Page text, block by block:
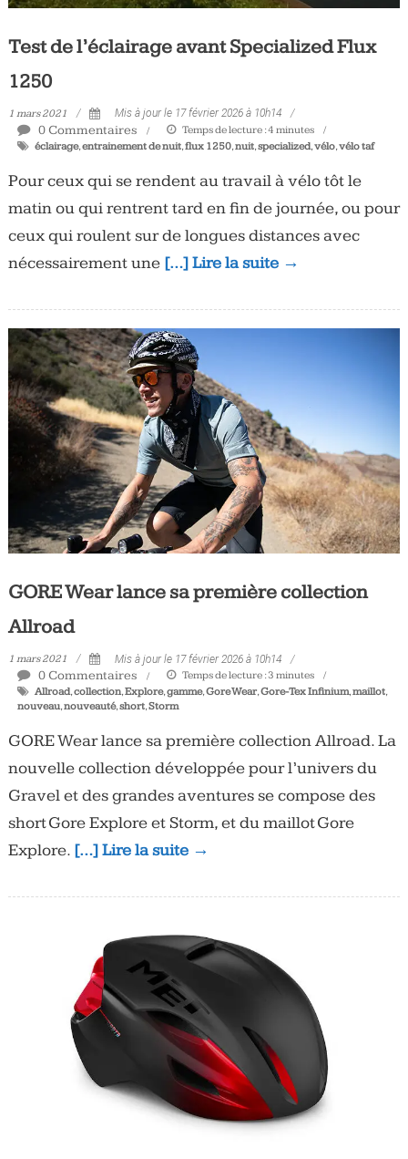
Test de l’éclairage avant Specialized Flux
1250
1 mars 2021 Mis à jour le 17 février 2026 à 10h14
0 Commentaires Temps de lecture :4 minutes
éclairage,entrainement de nuit,flux 1250,nuit,specialized,vélo,vélo taf
Pour ceux qui se rendent au travail à vélo tôt le
matin ou qui rentrent tard en fin de journée, ou pour
ceux qui roulent sur de longues distances avec
nécessairement une […] Lire la suite →
GORE Wear lance sa première collection
Allroad
1 mars 2021 Mis à jour le 17 février 2026 à 10h14
0 Commentaires Temps de lecture :3 minutes
Allroad,collection,Explore,gamme,Gore Wear,Gore-Tex Infinium,maillot,
nouveau,nouveauté,short,Storm
GORE Wear lance sa première collection Allroad. La
nouvelle collection développée pour l’univers du
Gravel et des grandes aventures se compose des
short Gore Explore et Storm, et du maillot Gore
Explore. […] Lire la suite →